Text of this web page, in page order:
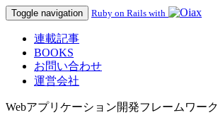
Toggle navigation Ruby on Rails with
連載記事
BOOKS
お問い合わせ
運営会社
Webアプリケーション開発フレームワーク